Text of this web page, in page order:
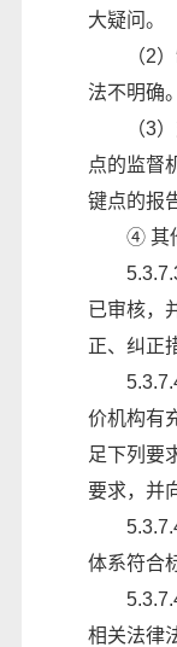
大疑问。
（2
法不明确。
（3
点的监督
键点的报
④ 其
已审核，
正、纠正
价机构有
足下列要
要求，并
体系符合
相关法律